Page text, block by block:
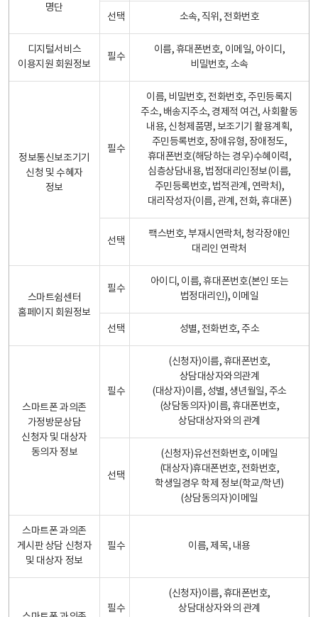
명단
선택 소속, 직위, 전화번호
디지털서비스
이용지원 회원정보
필수
이름, 휴대폰번호, 이메일, 아이디,
비밀번호, 소속
정보통신보조기기
신청 및 수혜자
정보
필수
이름, 비밀번호, 전화번호, 주민등록지
주소, 배송지주소, 경제적 여건, 사회활동
내용, 신청제품명, 보조기기 활용계획,
주민등록번호, 장애유형, 장애정도,
휴대폰번호(해당하는 경우)수혜이력,
심층상담내용, 법정대리인정보(이름,
주민등록번호, 법적관계, 연락처),
대리작성자(이름, 관계, 전화, 휴대폰)
선택
팩스번호, 부재시연락처, 청각장애인
대리인 연락처
스마트쉼센터
홈페이지 회원정보
필수
아이디, 이름, 휴대폰번호(본인 또는
법정대리인), 이메일
선택 성별, 전화번호, 주소
스마트폰 과의존
가정방문상담
신청자 및 대상자
동의자 정보
필수
(신청자)이름, 휴대폰번호,
상담대상자와의관계
(대상자)이름, 성별, 생년월일, 주소
(상담동의자)이름, 휴대폰번호,
상담대상자와의 관계
선택
(신청자)유선전화번호, 이메일
(대상자)휴대폰번호, 전화번호,
학생일경우 학제 정보(학교/학년)
(상담동의자)이메일
스마트폰 과의존
게시판 상담 신청자
및 대상자 정보
필수 이름, 제목, 내용
필수
(신청자)이름, 휴대폰번호,
상담대상자와의 관계